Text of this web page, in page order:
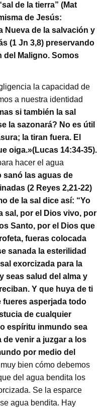
de la tierra” (Mat
de Jesús:
Nueva de la salvación y
(1 Jn 3,8) preservando
del Maligno. Somos
la capacidad de
a nuestra identidad
si también la sal
la sazonará? No es útil
la tiran fuera. El
oiga.»(Lucas 14:34-35).
hacer el agua
sanó las aguas de
(2 Reyes 2,21-22)
de la sal dice así: “Yo
sal, por el Dios vivo, por
Santo, por el Dios que
fueras colocada
sanada la esterilidad
exorcizada para la
seas salud del alma y
Y que huya de ti
fueres asperjada todo
de cualquier
espíritu inmundo sea
venir a juzgar a los
por medio del
bien cómo debemos
del agua bendita los
Se la esparce
agua bendita. Hay